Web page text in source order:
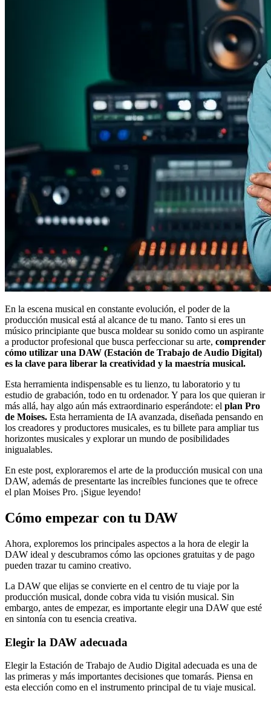
En la escena musical en constante evolución, el poder de la
producción musical está al alcance de tu mano. Tanto si eres un
músico principiante que busca moldear su sonido como un aspirante
a productor profesional que busca perfeccionar su arte, comprender
cómo utilizar una DAW (Estación de Trabajo de Audio Digital)
es la clave para liberar la creatividad y la maestría musical.
Esta herramienta indispensable es tu lienzo, tu laboratorio y tu
estudio de grabación, todo en tu ordenador. Y para los que quieran ir
más allá, hay algo aún más extraordinario esperándote: el plan Pro
de Moises. Esta herramienta de IA avanzada, diseñada pensando en
los creadores y productores musicales, es tu billete para ampliar tus
horizontes musicales y explorar un mundo de posibilidades
inigualables.
En este post, exploraremos el arte de la producción musical con una
DAW, además de presentarte las increíbles funciones que te ofrece
el plan Moises Pro. ¡Sigue leyendo!
Cómo empezar con tu DAW
Ahora, exploremos los principales aspectos a la hora de elegir la
DAW ideal y descubramos cómo las opciones gratuitas y de pago
pueden trazar tu camino creativo.
La DAW que elijas se convierte en el centro de tu viaje por la
producción musical, donde cobra vida tu visión musical. Sin
embargo, antes de empezar, es importante elegir una DAW que esté
en sintonía con tu esencia creativa.
Elegir la DAW adecuada
Elegir la Estación de Trabajo de Audio Digital adecuada es una de
las primeras y más importantes decisiones que tomarás. Piensa en
esta elección como en el instrumento principal de tu viaje musical.